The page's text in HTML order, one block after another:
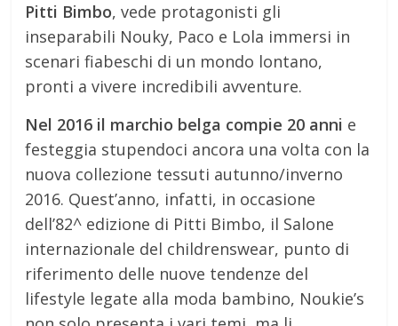
Pitti Bimbo, vede protagonisti gli
inseparabili Nouky, Paco e Lola immersi in
scenari fiabeschi di un mondo lontano,
pronti a vivere incredibili avventure.
Nel 2016 il marchio belga compie 20 anni e
festeggia stupendoci ancora una volta con la
nuova collezione tessuti autunno/inverno
2016. Quest’anno, infatti, in occasione
dell’82^ edizione di Pitti Bimbo, il Salone
internazionale del childrenswear, punto di
riferimento delle nuove tendenze del
lifestyle legate alla moda bambino, Noukie’s